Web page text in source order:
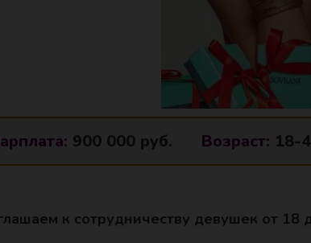
900 000 руб. Возраст: 18-
к сотрудничеству девушек от 18